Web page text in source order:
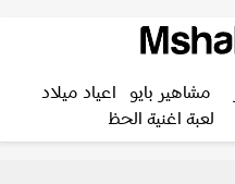
مشاهير بايو
اعياد ميلاد
لعبة اغنية الحظ